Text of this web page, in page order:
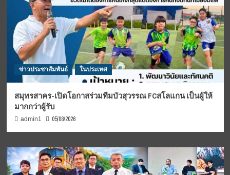
ข่าวประชาสัมพันธ์ ในประเทศ
สมุทรสาคร-เปิดโอกาสร่วมทีมบัวสุวรรณ FCสโลแกน เป็นผู้ให้
มากกว่าผู้รับ
admin1 05/08/2026